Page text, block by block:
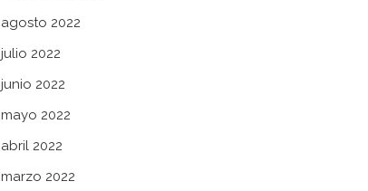
agosto 2022
julio 2022
junio 2022
mayo 2022
abril 2022
marzo 2022